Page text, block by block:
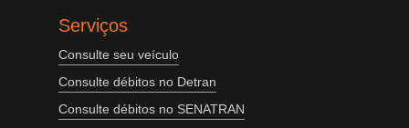
Serviços
Consulte seu veículo
Consulte débitos no Detran
Consulte débitos no SENATRAN